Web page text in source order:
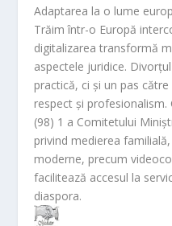
Adaptarea la o lume
Trăim într-o Europă
digitalizarea transformă
aspectele juridice.
practică, ci și un pas
respect și
(98) 1 a Comitetului
privind medierea
moderne, precum
facilitează accesul la
diaspora.